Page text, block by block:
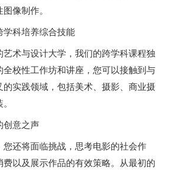
像制作。
学科培养综合技能
术与设计大学，我们的跨学科课程独
校性工作坊和讲座，您可以接触到与
的实践领域，包括美术、摄影、商业摄
创意之声
您还将面临挑战，思考电影的社会作
费以及展示作品的有效策略。从最初的